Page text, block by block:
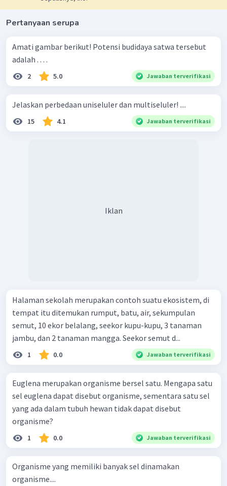
Pertanyaan serupa
Amati gambar berikut! Potensi budidaya satwa tersebut
adalah . . . .
2 5.0 Jawaban terverifikasi
Jelaskan perbedaan uniseluler dan multiseluler! ....
15 4.1 Jawaban terverifikasi
Iklan
Halaman sekolah merupakan contoh suatu ekosistem, di
tempat itu ditemukan rumput, batu, air, sekumpulan
semut, 10 ekor belalang, seekor kupu-kupu, 3 tanaman
jambu, dan 2 tanaman mangga. Seekor semut d...
1 0.0 Jawaban terverifikasi
Euglena merupakan organisme bersel satu. Mengapa satu
sel euglena dapat disebut organisme, sementara satu sel
yang ada dalam tubuh hewan tidak dapat disebut
organisme?
1 0.0 Jawaban terverifikasi
Organisme yang memiliki banyak sel dinamakan
organisme....